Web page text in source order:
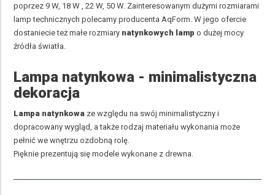
poprzez 9 W, 18 W , 22 W, 50 W. Zainteresowanym dużymi rozmiarami
lamp technicznych polecamy producenta AqForm . W jego ofercie
dostaniecie też małe rozmiary natynkowych lampo dużej mocy
źródła światła.
Lampa natynkowa - minimalistyczna
dekoracja
Lampa natynkowa ze względu na swój minimalistyczny i
dopracowany wygląd, a także rodzaj materiału wykonania może
pełnić we wnętrzu ozdobną rolę.
Pięknie prezentują się modele wykonane z drewna.